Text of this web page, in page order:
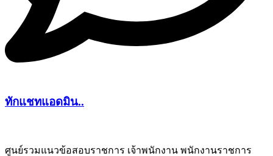
ทักแชทแอดมิน..
ศูนย์รวมแนวข้อสอบราชการ เจ้าพนักงาน พนักงานราชการ